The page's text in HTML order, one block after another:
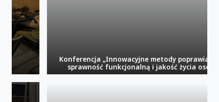
Konferencja „Innowacyjne metody poprawiające
sprawność funkcjonalną i jakość życia osób
starszych”.